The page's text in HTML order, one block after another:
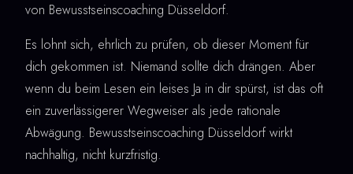
von Bewusstseinscoaching Düsseldorf.
Es lohnt sich, ehrlich zu prüfen, ob dieser Moment für
dich gekommen ist. Niemand sollte dich drängen. Aber
wenn du beim Lesen ein leises Ja in dir spürst, ist das oft
ein zuverlässigerer Wegweiser als jede rationale
Abwägung. Bewusstseinscoaching Düsseldorf wirkt
nachhaltig, nicht kurzfristig.